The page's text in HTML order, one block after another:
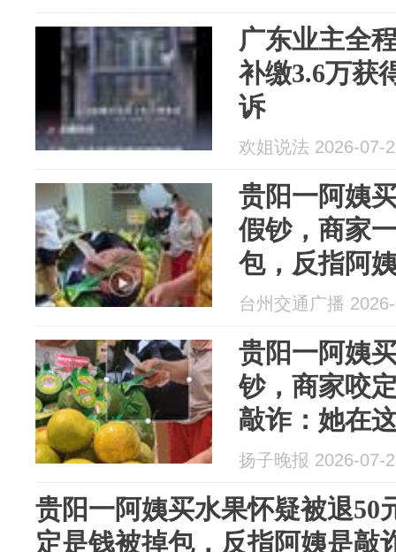
广东业主全
补缴3.6万获
诉
欢姐说法 2026-07-
贵阳一阿姨
假钞，商家
包，反指阿
控，报警调
台州交通广播
贵阳一阿姨
钞，商家咬
敲诈：她在
扬子晚报 2026-07-
贵阳一阿姨买水果怀疑被退50
定是钱被掉包，反指阿姨是敲